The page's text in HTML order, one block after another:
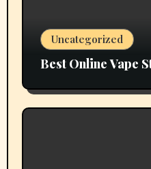
Uncategorized
Best Online Vape